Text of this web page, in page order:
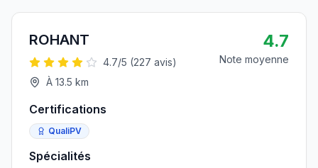
ROHANT
4.7/5 (227 avis)
À 13.5 km
4.7
Note moyenne
Certifications
QualiPV
Spécialités